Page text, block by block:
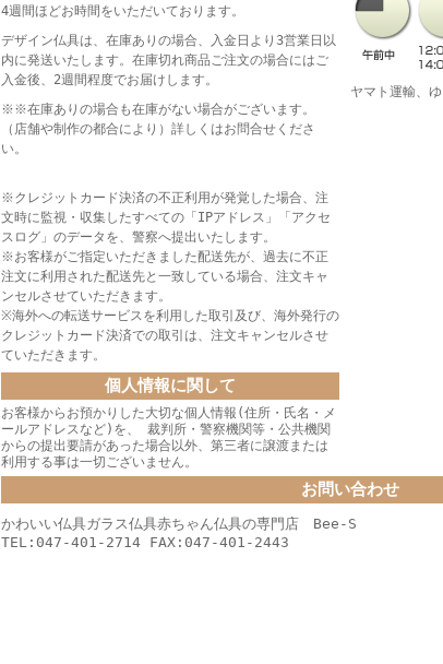
ヤマト運輸、
4週間ほどお時間をいただいております。
デザイン仏具は、在庫ありの場合、入金日より3営業日以
内に発送いたします。在庫切れ商品ご注文の場合にはご
入金後、2週間程度でお届けします。
※※在庫ありの場合も在庫がない場合がございます。
（店舗や制作の都合により）詳しくはお問合せくださ
い。
※クレジットカード決済の不正利用が発覚した場合、注
文時に監視・収集したすべての「IPアドレス」「アクセ
スログ」のデータを、警察へ提出いたします。
※お客様がご指定いただきました配送先が、過去に不正
注文に利用された配送先と一致している場合、注文キャ
ンセルさせていただきます。
※海外への転送サービスを利用した取引及び、海外発行の
クレジットカード決済での取引は、注文キャンセルさせ
ていただきます。
個人情報に関して
お客様からお預かりした大切な個人情報(住所・氏名・メ
ールアドレスなど)を、 裁判所・警察機関等・公共機関
からの提出要請があった場合以外、第三者に譲渡または
利用する事は一切ございません。
お問い合わせ
かわいい仏具ガラス仏具赤ちゃん仏具の専門店 Bee-S
TEL:047-401-2714 FAX:047-401-2443